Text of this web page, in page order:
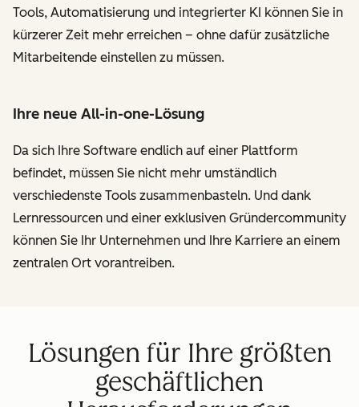
Tools, Automatisierung und integrierter KI können Sie in
kürzerer Zeit mehr erreichen – ohne dafür zusätzliche
Mitarbeitende einstellen zu müssen.
Ihre neue All-in-one-Lösung
Da sich Ihre Software endlich auf einer Plattform
befindet, müssen Sie nicht mehr umständlich
verschiedenste Tools zusammenbasteln. Und dank
Lernressourcen und einer exklusiven Gründercommunity
können Sie Ihr Unternehmen und Ihre Karriere an einem
zentralen Ort vorantreiben.
Lösungen für Ihre größten
geschäftlichen